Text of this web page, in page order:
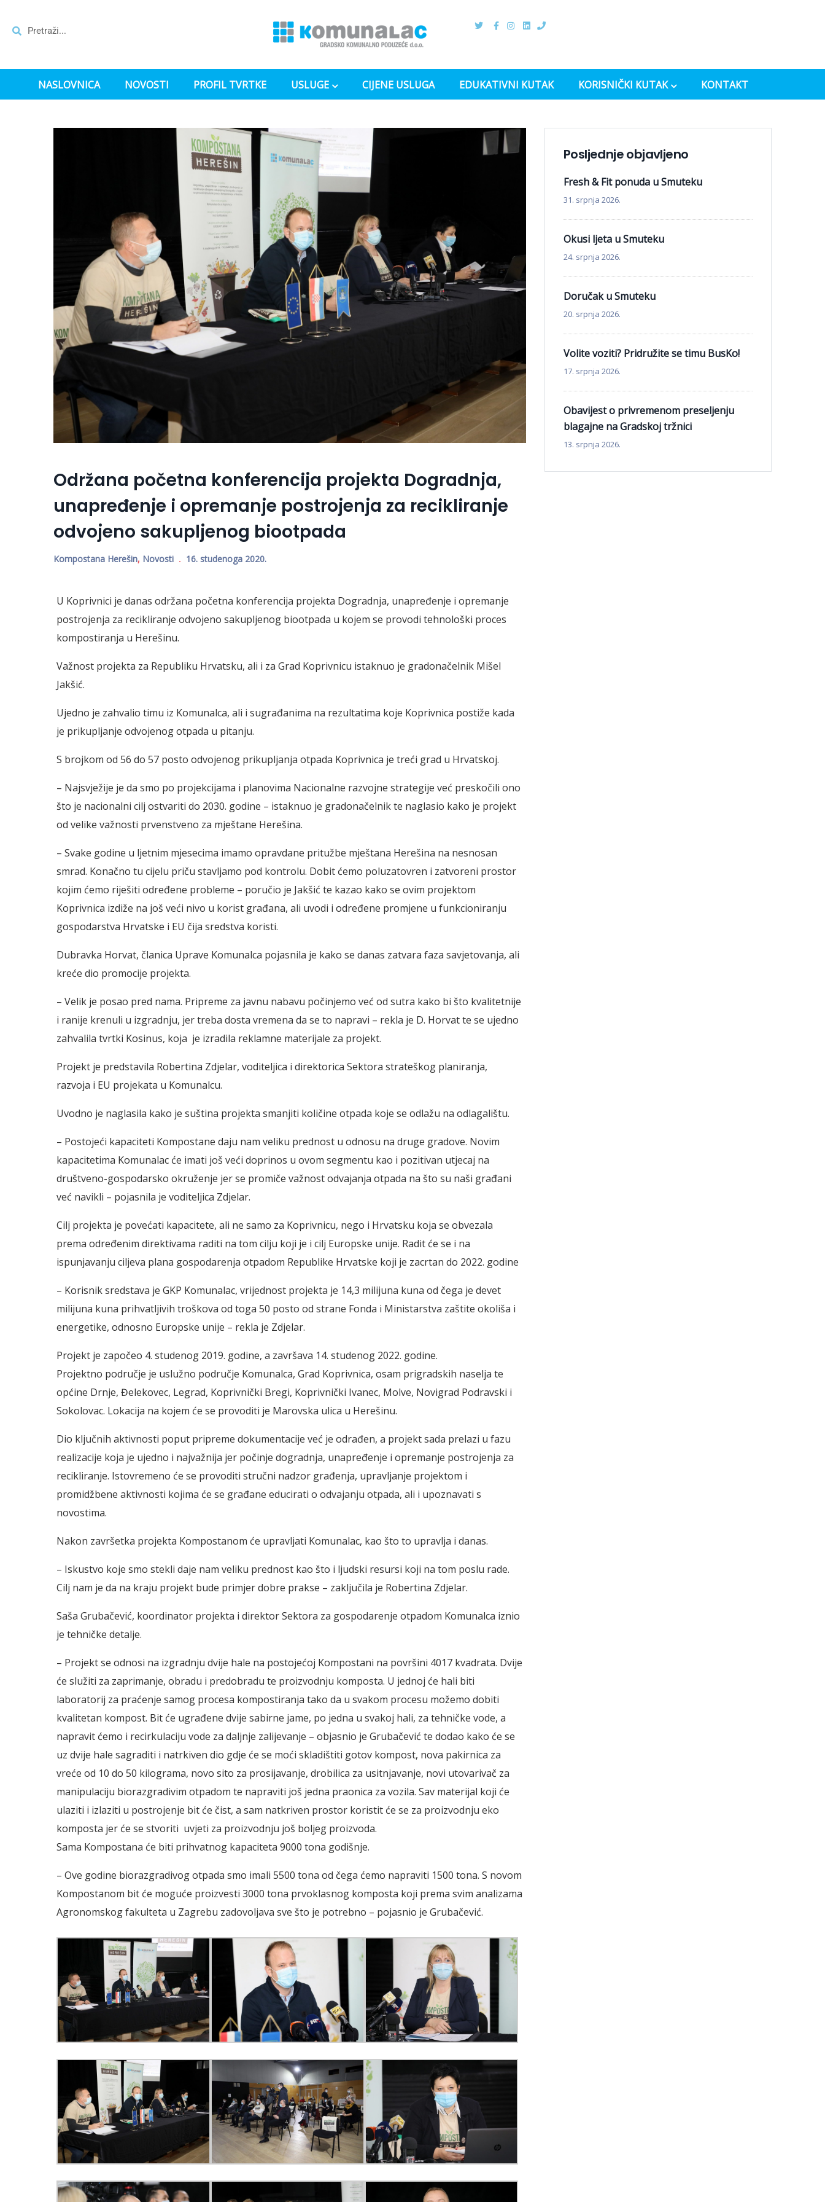
NASLOVNICA NOVOSTI PROFIL TVRTKE USLUGE CIJENE USLUGA EDUKATIVNI KUTAK KORISNIČKI KUTAK KONTAKT
Održana početna konferencija projekta Dogradnja,
unapređenje i opremanje postrojenja za recikliranje
odvojeno sakupljenog biootpada
Kompostana Herešin, Novosti 16. studenoga 2020.
U Koprivnici je danas održana početna konferencija projekta Dogradnja, unapređenje i opremanje
postrojenja za recikliranje odvojeno sakupljenog biootpada u kojem se provodi tehnološki proces
kompostiranja u Herešinu.
Važnost projekta za Republiku Hrvatsku, ali i za Grad Koprivnicu istaknuo je gradonačelnik Mišel
Jakšić.
Ujedno je zahvalio timu iz Komunalca, ali i sugrađanima na rezultatima koje Koprivnica postiže kada
je prikupljanje odvojenog otpada u pitanju.
S brojkom od 56 do 57 posto odvojenog prikupljanja otpada Koprivnica je treći grad u Hrvatskoj.
– Najsvježije je da smo po projekcijama i planovima Nacionalne razvojne strategije već preskočili ono
što je nacionalni cilj ostvariti do 2030. godine – istaknuo je gradonačelnik te naglasio kako je projekt
od velike važnosti prvenstveno za mještane Herešina.
– Svake godine u ljetnim mjesecima imamo opravdane pritužbe mještana Herešina na nesnosan
smrad. Konačno tu cijelu priču stavljamo pod kontrolu. Dobit ćemo poluzatovren i zatvoreni prostor
kojim ćemo riješiti određene probleme – poručio je Jakšić te kazao kako se ovim projektom
Koprivnica izdiže na još veći nivo u korist građana, ali uvodi i određene promjene u funkcioniranju
gospodarstva Hrvatske i EU čija sredstva koristi.
Dubravka Horvat, članica Uprave Komunalca pojasnila je kako se danas zatvara faza savjetovanja, ali
kreće dio promocije projekta.
– Velik je posao pred nama. Pripreme za javnu nabavu počinjemo već od sutra kako bi što kvalitetnije
i ranije krenuli u izgradnju, jer treba dosta vremena da se to napravi – rekla je D. Horvat te se ujedno
zahvalila tvrtki Kosinus, koja je izradila reklamne materijale za projekt.
Projekt je predstavila Robertina Zdjelar, voditeljica i direktorica Sektora strateškog planiranja,
razvoja i EU projekata u Komunalcu.
Uvodno je naglasila kako je suština projekta smanjiti količine otpada koje se odlažu na odlagalištu.
– Postojeći kapaciteti Kompostane daju nam veliku prednost u odnosu na druge gradove. Novim
kapacitetima Komunalac će imati još veći doprinos u ovom segmentu kao i pozitivan utjecaj na
društveno-gospodarsko okruženje jer se promiče važnost odvajanja otpada na što su naši građani
već navikli – pojasnila je voditeljica Zdjelar.
Cilj projekta je povećati kapacitete, ali ne samo za Koprivnicu, nego i Hrvatsku koja se obvezala
prema određenim direktivama raditi na tom cilju koji je i cilj Europske unije. Radit će se i na
ispunjavanju ciljeva plana gospodarenja otpadom Republike Hrvatske koji je zacrtan do 2022. godine
– Korisnik sredstava je GKP Komunalac, vrijednost projekta je 14,3 milijuna kuna od čega je devet
milijuna kuna prihvatljivih troškova od toga 50 posto od strane Fonda i Ministarstva zaštite okoliša i
energetike, odnosno Europske unije – rekla je Zdjelar.
Projekt je započeo 4. studenog 2019. godine, a završava 14. studenog 2022. godine.
Projektno područje je uslužno područje Komunalca, Grad Koprivnica, osam prigradskih naselja te
općine Drnje, Đelekovec, Legrad, Koprivnički Bregi, Koprivnički Ivanec, Molve, Novigrad Podravski i
Sokolovac. Lokacija na kojem će se provoditi je Marovska ulica u Herešinu.
Dio ključnih aktivnosti poput pripreme dokumentacije već je odrađen, a projekt sada prelazi u fazu
realizacije koja je ujedno i najvažnija jer počinje dogradnja, unapređenje i opremanje postrojenja za
recikliranje. Istovremeno će se provoditi stručni nadzor građenja, upravljanje projektom i
promidžbene aktivnosti kojima će se građane educirati o odvajanju otpada, ali i upoznavati s
novostima.
Nakon završetka projekta Kompostanom će upravljati Komunalac, kao što to upravlja i danas.
– Iskustvo koje smo stekli daje nam veliku prednost kao što i ljudski resursi koji na tom poslu rade.
Cilj nam je da na kraju projekt bude primjer dobre prakse – zaključila je Robertina Zdjelar.
Saša Grubačević, koordinator projekta i direktor Sektora za gospodarenje otpadom Komunalca iznio
je tehničke detalje.
– Projekt se odnosi na izgradnju dvije hale na postojećoj Kompostani na površini 4017 kvadrata. Dvije
će služiti za zaprimanje, obradu i predobradu te proizvodnju komposta. U jednoj će hali biti
laboratorij za praćenje samog procesa kompostiranja tako da u svakom procesu možemo dobiti
kvalitetan kompost. Bit će ugrađene dvije sabirne jame, po jedna u svakoj hali, za tehničke vode, a
napravit ćemo i recirkulaciju vode za daljnje zalijevanje – objasnio je Grubačević te dodao kako će se
uz dvije hale sagraditi i natrkiven dio gdje će se moći skladištiti gotov kompost, nova pakirnica za
vreće od 10 do 50 kilograma, novo sito za prosijavanje, drobilica za usitnjavanje, novi utovarivač za
manipulaciju biorazgradivim otpadom te napraviti još jedna praonica za vozila. Sav materijal koji će
ulaziti i izlaziti u postrojenje bit će čist, a sam natkriven prostor koristit će se za proizvodnju eko
komposta jer će se stvoriti uvjeti za proizvodnju još boljeg proizvoda.
Sama Kompostana će biti prihvatnog kapaciteta 9000 tona godišnje.
– Ove godine biorazgradivog otpada smo imali 5500 tona od čega ćemo napraviti 1500 tona. S novom
Kompostanom bit će moguće proizvesti 3000 tona prvoklasnog komposta koji prema svim analizama
Agronomskog fakulteta u Zagrebu zadovoljava sve što je potrebno – pojasnio je Grubačević.
Posljednje objavljeno
Fresh & Fit ponuda u Smuteku
31. srpnja 2026.
Okusi ljeta u Smuteku
24. srpnja 2026.
Doručak u Smuteku
20. srpnja 2026.
Volite voziti? Pridružite se timu BusKo!
17. srpnja 2026.
Obavijest o privremenom preseljenju
blagajne na Gradskoj tržnici
13. srpnja 2026.